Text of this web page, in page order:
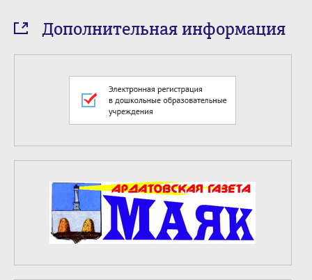
Дополнительная информация